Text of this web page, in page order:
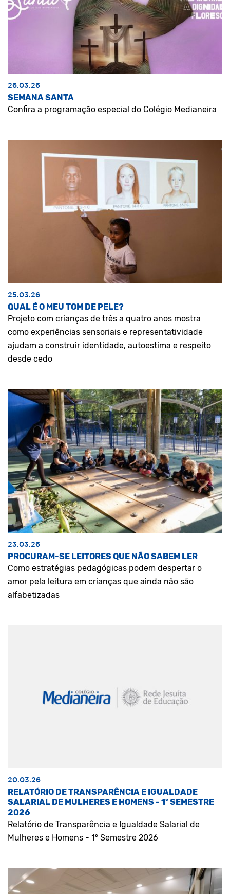
26.03.26
SEMANA SANTA
Confira a programação especial do Colégio Medianeira
25.03.26
QUAL É O MEU TOM DE PELE?
Projeto com crianças de três a quatro anos mostra
como experiências sensoriais e representatividade
ajudam a construir identidade, autoestima e respeito
desde cedo
23.03.26
PROCURAM-SE LEITORES QUE NÃO SABEM LER
Como estratégias pedagógicas podem despertar o
amor pela leitura em crianças que ainda não são
alfabetizadas
20.03.26
RELATÓRIO DE TRANSPARÊNCIA E IGUALDADE
SALARIAL DE MULHERES E HOMENS - 1º SEMESTRE
2026
Relatório de Transparência e Igualdade Salarial de
Mulheres e Homens - 1º Semestre 2026